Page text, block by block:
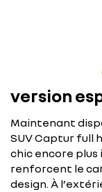
version
Maintenant
SUV Captur full
chic encore plus
renforcent le
design. À